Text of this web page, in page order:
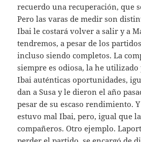
recuerdo una recuperación, que
Pero las varas de medir son
Ibai le costará volver a salir y a
tendremos, a pesar de los
incluso siendo completos. La
siempre es odiosa, la he
Ibai auténticas oportunidades,
dan a Susa y le dieron el año
pesar de su escaso rendimiento.
estuvo mal Ibai, pero, igual que
compañeros. Otro ejemplo.